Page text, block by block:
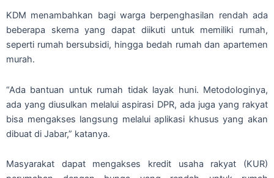
KDM menambahkan bagi warga berpenghasilan rendah ada
beberapa skema yang dapat diikuti untuk memiliki rumah,
seperti rumah bersubsidi, hingga bedah rumah dan apartemen
murah.
“Ada bantuan untuk rumah tidak layak huni. Metodologinya,
ada yang diusulkan melalui aspirasi DPR, ada juga yang rakyat
bisa mengakses langsung melalui aplikasi khusus yang akan
dibuat di Jabar,” katanya.
Masyarakat dapat mengakses kredit usaha rakyat (KUR)